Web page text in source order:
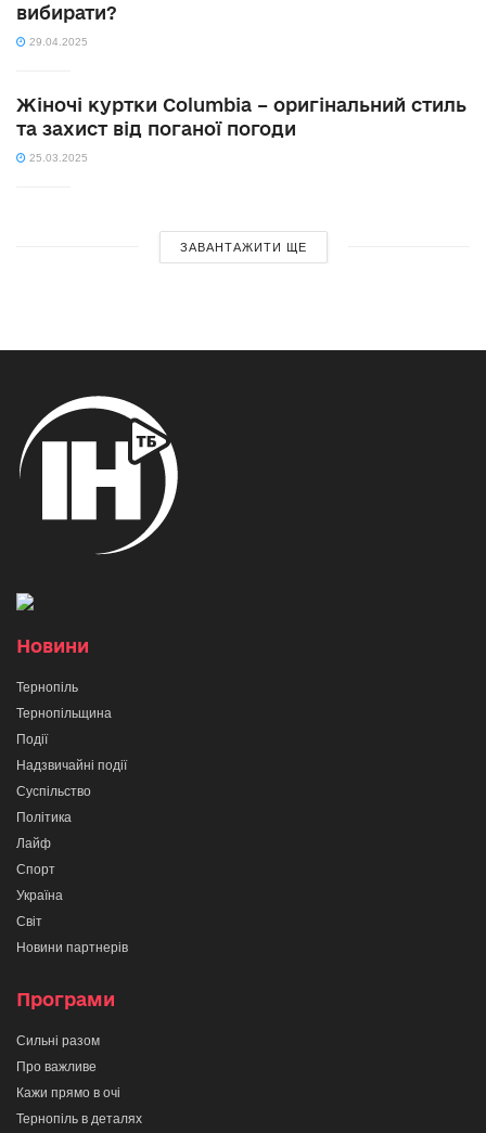
вибирати?
29.04.2025
Жіночі куртки Columbia – оригінальний стиль
та захист від поганої погоди
25.03.2025
ЗАВАНТАЖИТИ ЩЕ
Новини
Тернопіль
Тернопільщина
Події
Надзвичайні події
Суспільство
Політика
Лайф
Спорт
Україна
Світ
Новини партнерів
Програми
Сильні разом
Про важливе
Кажи прямо в очі
Тернопіль в деталях